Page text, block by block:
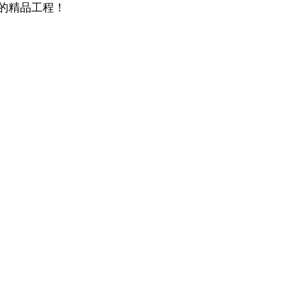
精品工程！